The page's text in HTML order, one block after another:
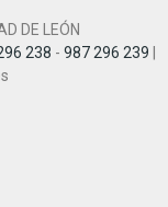
DE LEÓN
238 - 987 296 239